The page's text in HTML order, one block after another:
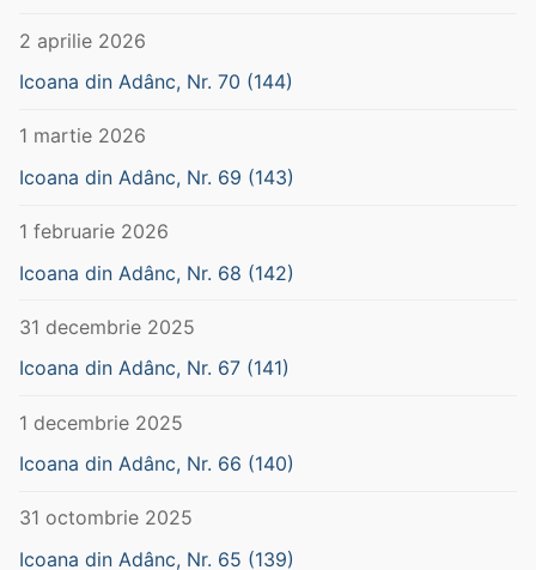
2 aprilie 2026
Icoana din Adânc, Nr. 70 (144)
1 martie 2026
Icoana din Adânc, Nr. 69 (143)
1 februarie 2026
Icoana din Adânc, Nr. 68 (142)
31 decembrie 2025
Icoana din Adânc, Nr. 67 (141)
1 decembrie 2025
Icoana din Adânc, Nr. 66 (140)
31 octombrie 2025
Icoana din Adânc, Nr. 65 (139)